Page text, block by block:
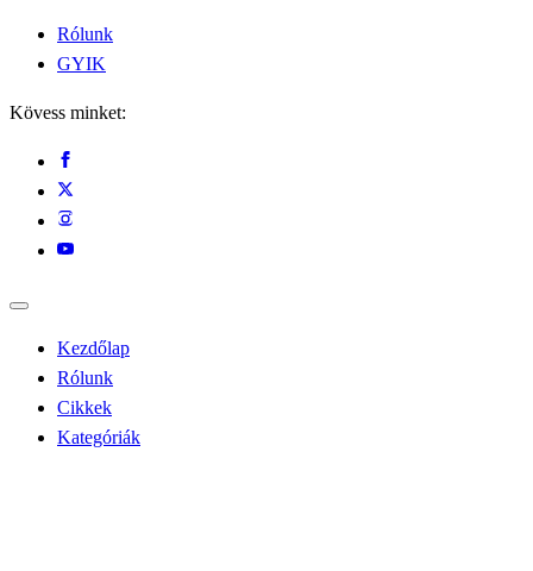
Rólunk
GYIK
Kövess minket:
Kezdőlap
Rólunk
Cikkek
Kategóriák